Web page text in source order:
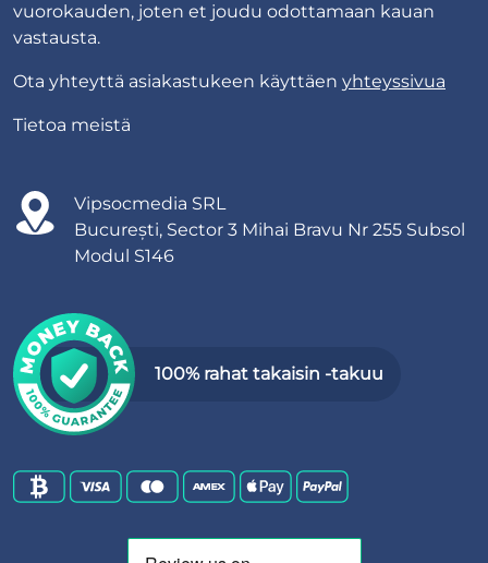
vuorokauden, joten et joudu odottamaan kauan
vastausta.
Ota yhteyttä asiakastukeen käyttäen yhteyssivua
Tietoa meistä
Vipsocmedia SRL
București, Sector 3 Mihai Bravu Nr 255 Subsol
Modul S146
100% rahat takaisin -takuu